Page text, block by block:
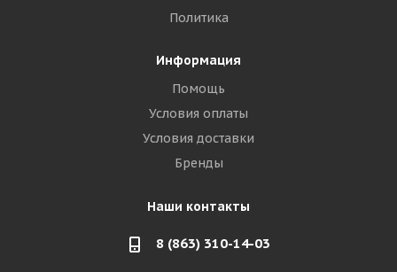
Политика
Информация
Помощь
Условия оплаты
Условия доставки
Бренды
Наши контакты
8 (863) 310-14-03